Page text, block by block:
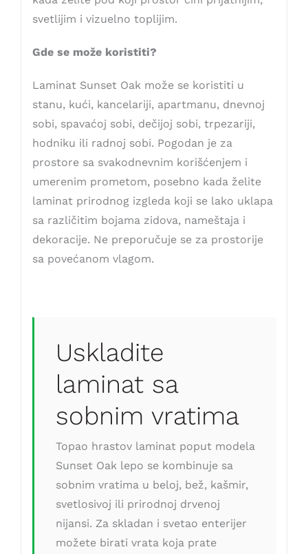
svetlijim i vizuelno toplijim.
Gde se može koristiti?
Laminat Sunset Oak može se koristiti u
stanu, kući, kancelariji, apartmanu, dnevnoj
sobi, spavaćoj sobi, dečijoj sobi, trpezariji,
hodniku ili radnoj sobi. Pogodan je za
prostore sa svakodnevnim korišćenjem i
umerenim prometom, posebno kada želite
laminat prirodnog izgleda koji se lako uklapa
sa različitim bojama zidova, nameštaja i
dekoracije. Ne preporučuje se za prostorije
sa povećanom vlagom.
Uskladite
laminat sa
sobnim vratima
Topao hrastov laminat poput modela
Sunset Oak lepo se kombinuje sa
sobnim vratima u beloj, bež, kašmir,
svetlosivoj ili prirodnoj drvenoj
nijansi. Za skladan i svetao enterijer
možete birati vrata koja prate